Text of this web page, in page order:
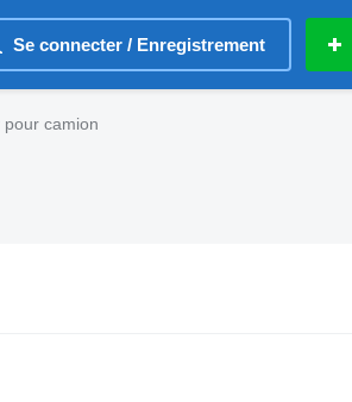
Se connecter / Enregistrement
pour camion